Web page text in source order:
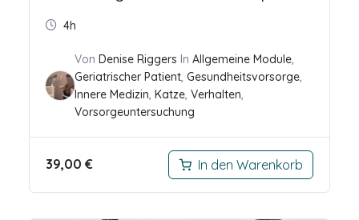
4h
Von Denise Riggers In Allgemeine Module,
Geriatrischer Patient, Gesundheitsvorsorge,
Innere Medizin, Katze, Verhalten,
Vorsorgeuntersuchung
39,00 € In den Warenkorb